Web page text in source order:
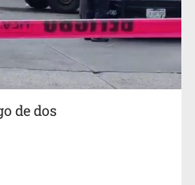
ataque de pitbull en
de dos